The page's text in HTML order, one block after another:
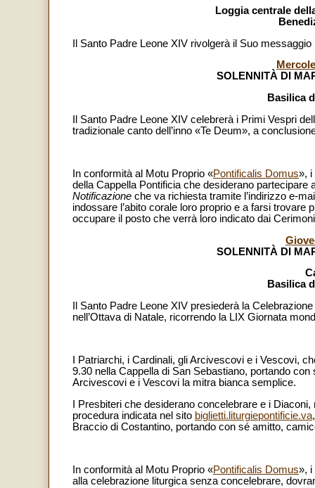
Loggia centrale
Il Santo Padre Leone XIV rivolgerà il Suo
SOLENNITÀ DI
Basilica
Il Santo Padre Leone XIV celebrerà i Primi Vespri
tradizionale canto dell’inno «Te Deum», a
In conformità al Motu Proprio «Pontificalis Domus», i
della Cappella Pontificia che desiderano
Notificazione che va richiesta tramite l’indirizzo e-
indossare l’abito corale loro proprio e a farsi trovare
occupare il posto che verrà loro indicato dai
SOLENNITÀ DI
Basilica
Il Santo Padre Leone XIV presiederà la
nell’Ottava di Natale, ricorrendo la LIX Giornata
I Patriarchi, i Cardinali, gli Arcivescovi e i Vescovi,
9.30 nella Cappella di San Sebastiano, portando
Arcivescovi e i Vescovi la mitra bianca semplice.
I Presbiteri che desiderano concelebrare e i
procedura indicata nel sito biglietti.liturgiepontificie.va
Braccio di Costantino, portando con sé amitto,
In conformità al Motu Proprio «Pontificalis Domus», i
alla celebrazione liturgica senza concelebrare,